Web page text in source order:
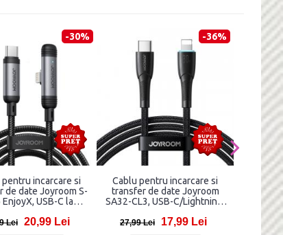
-30%
pentru incarcare si
de date Joyroom S-
EnjoyX, USB-C la
Lei 20,99 Lei
-36%
Cablu pentru incarcare si
transfer de date Joyroom
SA32-CL3, USB-C/Lightning,
27,99 Lei 17,99 Lei
Cablu
transfer
23,99